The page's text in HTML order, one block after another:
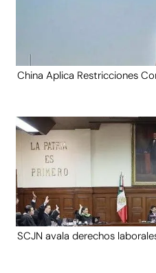
China Aplica Restricciones
SCJN avala derechos